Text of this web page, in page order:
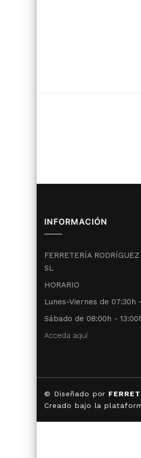
INFORMACIÓN
FERRETERÍA
SL
HORARIO
Lunes-Viernes de 07:30h
Sábado de 08:00h -
Acceda aquí
© Diseñado por
Creado bajo la